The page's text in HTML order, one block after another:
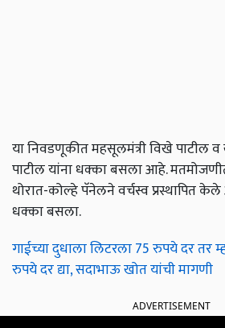
या निवडणूकीत महसूलमंत्री विखे पाटील व
पाटील यांना धक्का बसला आहे.
थोरात-कोल्हे पॅनेलने वर्चस्व प्रस्थापित
धक्का बसला.
गाईच्या दुधाला लिटरला 75 रुपये दर तर
रुपये दर द्या, सदाभाऊ खोत यांची मागणी
ADVERTISEMENT